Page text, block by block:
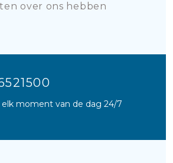
over ons hebben
elk moment van de dag 24/7